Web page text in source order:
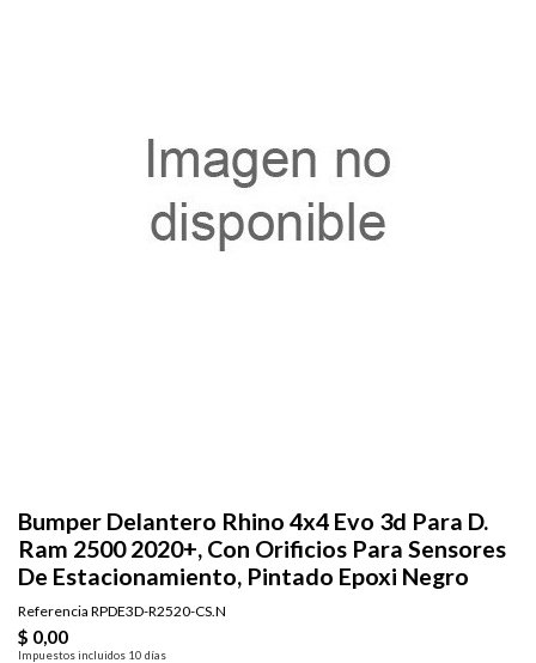
Bumper Delantero Rhino 4x4 Evo 3d Para D.
Ram 2500 2020+, Con Orificios Para Sensores
De Estacionamiento, Pintado Epoxi Negro
Referencia RPDE3D-R2520-CS.N
$ 0,00
Impuestos incluidos 10 días